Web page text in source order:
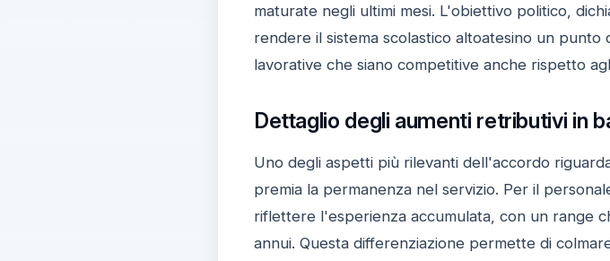
maturate negli ultimi mesi. L'obiettivo politico,
rendere il sistema scolastico altoatesino un
lavorative che siano competitive anche rispetto
Dettaglio degli aumenti retributivi in
Uno degli aspetti più rilevanti dell'accordo
premia la permanenza nel servizio. Per il
riflettere l'esperienza accumulata, con un range
annui. Questa differenziazione permette di